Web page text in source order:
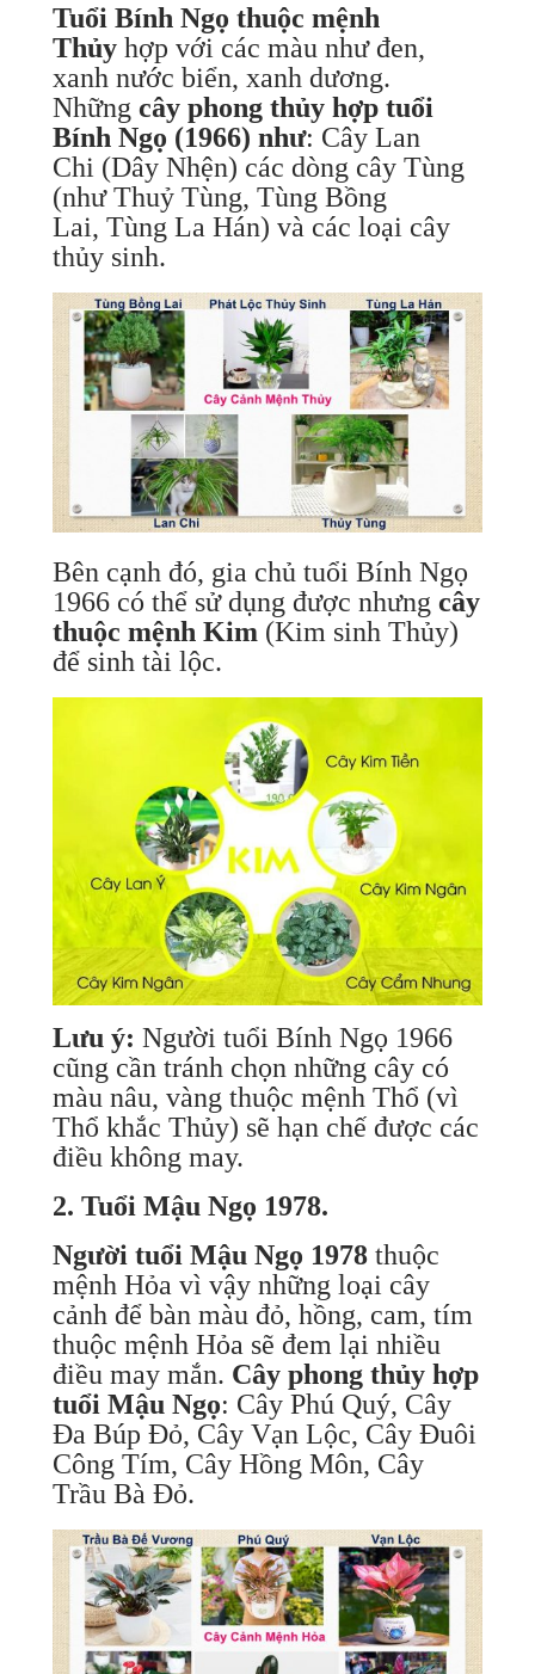
Tuổi Bính Ngọ thuộc mệnh
Thủyhợp với các màu như đen,
xanh nước biển, xanh dương.
Những cây phong thủy hợp tuổi
Bính Ngọ (1966) như: Cây Lan
Chi (Dây Nhện) các dòng cây Tùng
(như Thuỷ Tùng, Tùng Bồng
Lai, Tùng La Hán) và các loại cây
thủy sinh.
Bên cạnh đó, gia chủ tuổi Bính Ngọ
1966 có thể sử dụng được nhưngcây
thuộc mệnh Kim(Kim sinh Thủy)
để sinh tài lộc.
Lưu ý: Người tuổi Bính Ngọ 1966
cũng cần tránh chọn những cây có
màu nâu, vàng thuộc mệnh Thổ (vì
Thổ khắc Thủy) sẽ hạn chế được các
điều không may.
2. Tuổi Mậu Ngọ 1978.
Người tuổi Mậu Ngọ 1978thuộc
mệnh Hỏa vì vậy những loại cây
cảnh để bàn màu đỏ, hồng, cam, tím
thuộc mệnh Hỏa sẽ đem lại nhiều
điều may mắn. Cây phong thủy hợp
tuổi Mậu Ngọ: Cây Phú Quý, Cây
Đa Búp Đỏ, Cây Vạn Lộc, Cây Đuôi
Công Tím, Cây Hồng Môn, Cây
Trầu Bà Đỏ.